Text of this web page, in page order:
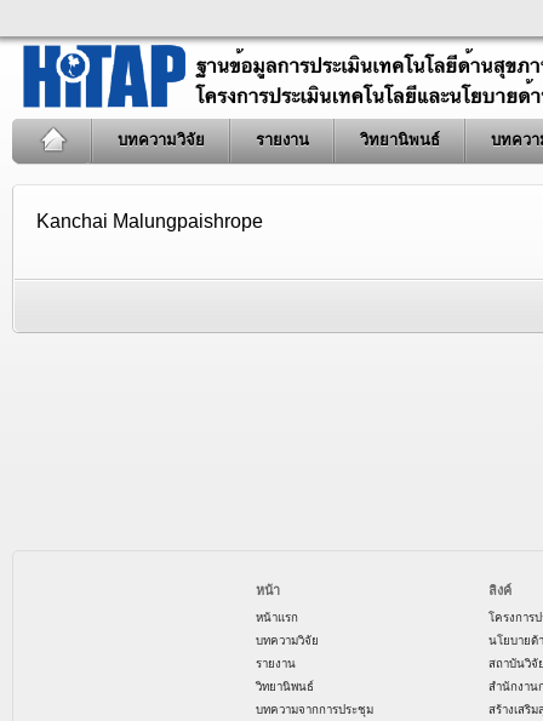
บทความวิจัย รายงาน วิทยานิพนธ์ บทควา
Kanchai Malungpaishrope
หน้า
หน้าแรก
บทความวิจัย
รายงาน
วิทยานิพนธ์
บทความจากการประชุม
ลิงค์
โครงการ
นโยบายด้
สถาบันวิจั
สำนักงาน
สร้างเสริ